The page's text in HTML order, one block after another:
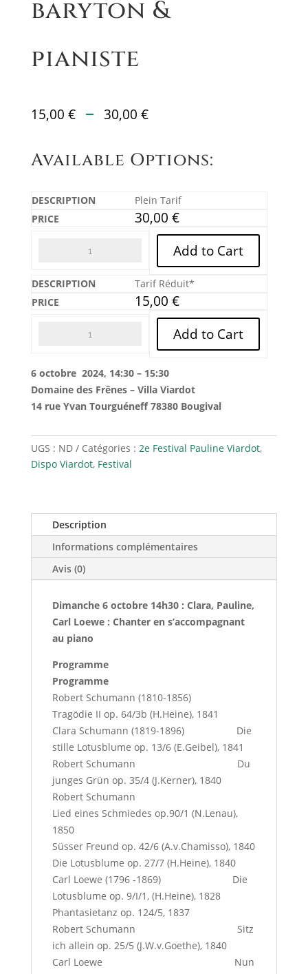
baryton &
pianiste
15,00 € – 30,00 €Plage
15,00 €
30,00 €
Available Options:
Plein Tarif
30,00 €
Add to Cart
Tarif Réduit*
15,00 €
Add to Cart
6 octobre 2024, 14:30 – 15:30
Domaine des Frênes – Villa Viardot
14 rue Yvan Tourguéneff 78380 Bougival
UGS : ND Catégories : 2e Festival Pauline Viardot,
Dispo Viardot, Festival
Description
Informations complémentaires
Avis (0)
Dimanche 6 octobre 14h30 : Clara, Pauline,
Carl Loewe : Chanter en s’accompagnant
au piano
Programme
Programme
Robert Schumann (1810-1856)
Tragödie II op. 64/3b (H.Heine), 1841
Clara Schumann (1819-1896) Die
stille Lotusblume op. 13/6 (E.Geibel), 1841
Robert Schumann Du
junges Grün op. 35/4 (J.Kerner), 1840
Robert Schumann
Lied eines Schmiedes op.90/1 (N.Lenau),
1850
Süsser Freund op. 42/6 (A.v.Chamisso), 1840
Die Lotusblume op. 27/7 (H.Heine), 1840
Carl Loewe (1796 -1869) Die
Lotusblume op. 9/I/1, (H.Heine), 1828
Phantasietanz op. 124/5, 1837
Robert Schumann Sitz
ich allein op. 25/5 (J.W.v.Goethe), 1840
Carl Loewe Nun